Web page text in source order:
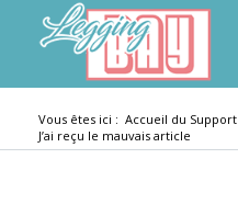
Vous êtes ici : Accueil du Support
J’ai reçu le mauvais article